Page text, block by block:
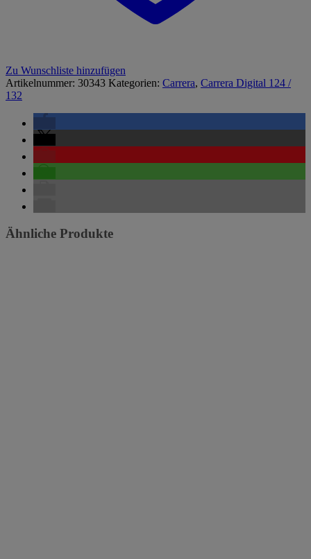
Zu Wunschliste hinzufügen
Artikelnummer: 30343 Kategorien: Carrera, Carrera Digital 124 /
132
Ähnliche Produkte